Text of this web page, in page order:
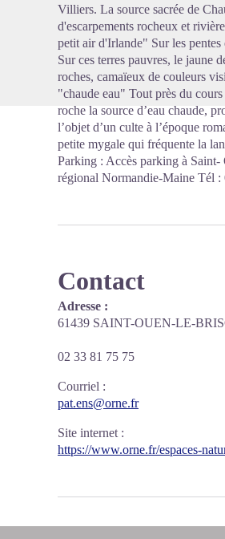
Villiers. La source sacrée de
d'escarpements rocheux et
petit air d'Irlande" Sur les
Sur ces terres pauvres, le jaune
roches, camaïeux de couleurs
"chaude eau" Tout près du
roche la source d’eau chaude,
l’objet d’un culte à l’époque
petite mygale qui fréquente la
Parking : Accès parking à
régional Normandie-Maine Tél :
Contact
Adresse :
61439 SAINT-OUEN-LE-
02 33 81 75 75
Courriel :
pat.ens@orne.fr
Site internet :
https://www.orne.fr/espaces-